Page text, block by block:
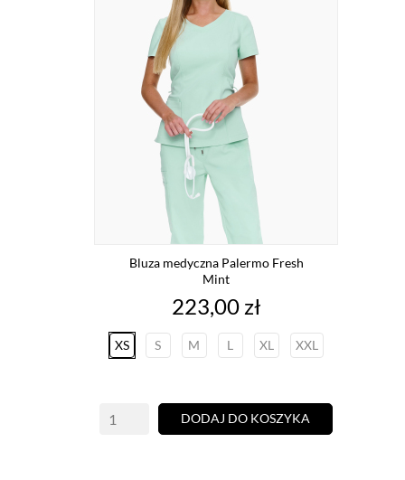
Bluza medyczna Palermo Fresh
Mint
Cena
223,00 zł
XS S M L XL XXL
DODAJ DO KOSZYKA